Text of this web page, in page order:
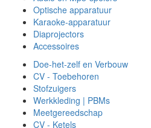
Optische apparatuur
Karaoke-apparatuur
Diaprojectors
Accessoires
Doe-het-zelf en Verbouw
CV - Toebehoren
Stofzuigers
Werkkleding | PBMs
Meetgereedschap
CV - Ketels